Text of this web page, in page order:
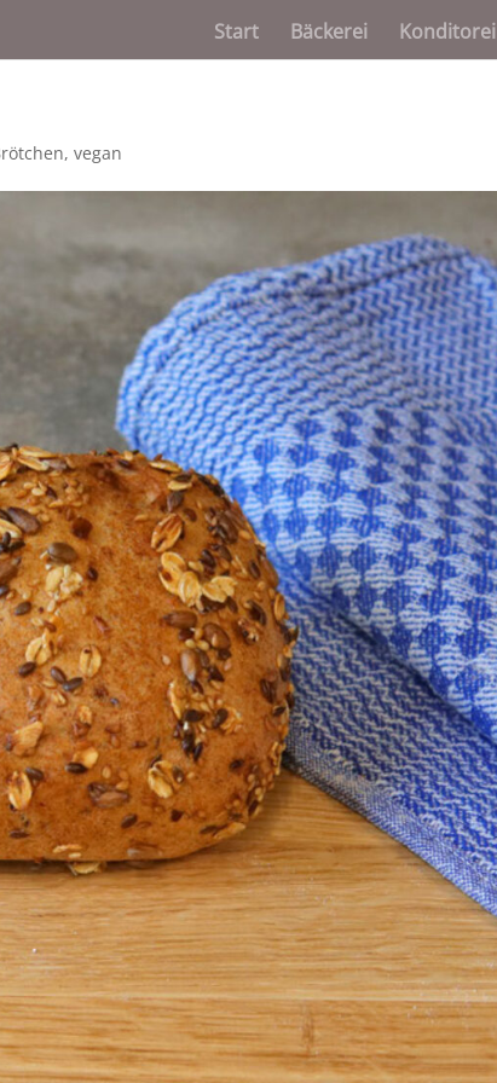
Start Bäckerei Konditorei
,vegan